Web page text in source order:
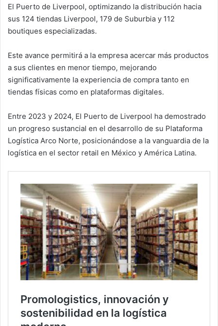
El Puerto de Liverpool, optimizando la distribución hacia
sus 124 tiendas Liverpool, 179 de Suburbia y 112
boutiques especializadas.
Este avance permitirá a la empresa acercar más productos
a sus clientes en menor tiempo, mejorando
significativamente la experiencia de compra tanto en
tiendas físicas como en plataformas digitales.
Entre 2023 y 2024, El Puerto de Liverpool ha demostrado
un progreso sustancial en el desarrollo de su Plataforma
Logística Arco Norte, posicionándose a la vanguardia de la
logística en el sector retail en México y América Latina.